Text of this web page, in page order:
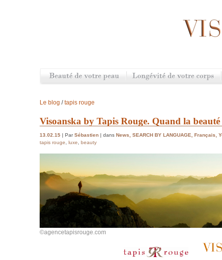
Le blog /tapis rouge
Visoanska by Tapis Rouge. Quand la beauté
13.02.15 | ParSébastien | dans News, SEARCH BY LANGUAGE, Français,
tapis rouge, luxe, beauty
©agencetapisrouge.com